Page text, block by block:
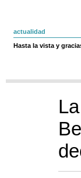
actualidad
Hasta la vista y